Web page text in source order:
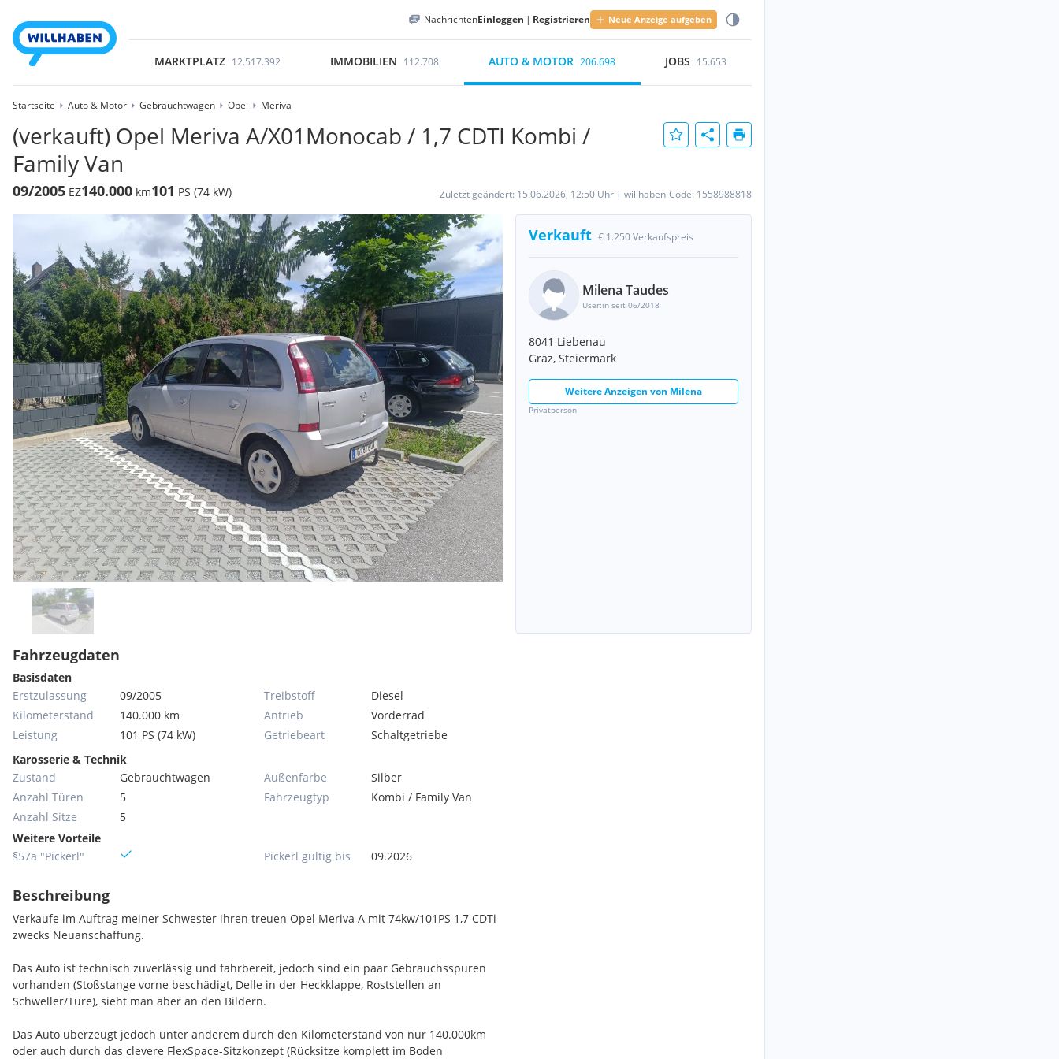
NachrichtenEinloggen | Registrieren Neue Anzeige aufgeben
MARKTPLATZ 12.517.392 IMMOBILIEN 112.708 AUTO & MOTOR 206.698 JOBS 15.653
Startseite Auto & Motor Gebrauchtwagen Opel Meriva
(verkauft) Opel Meriva A/X01Monocab / 1,7 CDTI Kombi /
Family Van
09/2005 EZ140.000 km101 PS (74 kW) Zuletzt geändert: 15.06.2026, 12:50 Uhr | willhaben-Code: 1558988818
Verkauft € 1.250 Verkaufspreis
Milena Taudes
User:in seit 06/2018
8041 Liebenau
Graz, Steiermark
Weitere Anzeigen von Milena
Privatperson
Fahrzeugdaten
Basisdaten
Erstzulassung
09/2005
Kilometerstand
140.000 km
Leistung
101 PS (74 kW)
Treibstoff
Diesel
Antrieb
Vorderrad
Getriebeart
Schaltgetriebe
Karosserie & Technik
Zustand
Gebrauchtwagen
Anzahl Türen
5
Anzahl Sitze
5
Außenfarbe
Silber
Fahrzeugtyp
Kombi / Family Van
Weitere Vorteile
§57a "Pickerl"
Pickerl gültig bis 09.2026
Beschreibung
Verkaufe im Auftrag meiner Schwester ihren treuen Opel Meriva A mit 74kw/101PS 1,7 CDTi
zwecks Neuanschaffung.
Das Auto ist technisch zuverlässig und fahrbereit, jedoch sind ein paar Gebrauchsspuren
vorhanden (Stoßstange vorne beschädigt, Delle in der Heckklappe, Roststellen an
Schweller/Türe), sieht man aber an den Bildern.
Das Auto überzeugt jedoch unter anderem durch den Kilometerstand von nur 140.000km
oder auch durch das clevere FlexSpace-Sitzkonzept (Rücksitze komplett im Boden